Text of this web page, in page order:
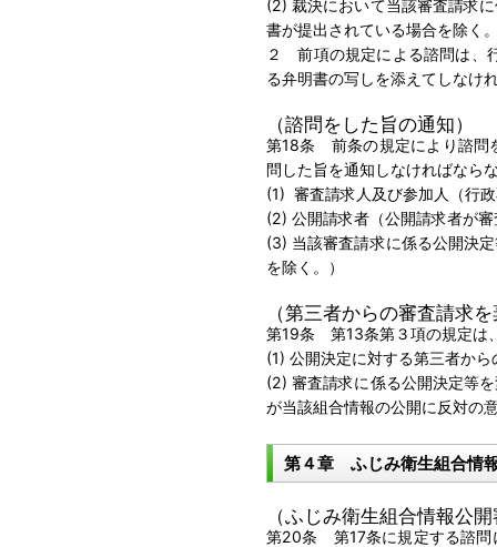
(2) 裁決において当該審査請求
書が提出されている場合を除く
２ 前項の規定による諮問は、
る弁明書の写しを添えてしなけ
（諮問をした旨の通知）
第18条 前条の規定により諮問
問した旨を通知しなければなら
(1) 審査請求人及び参加人（行
(2) 公開請求者（公開請求者が
(3) 当該審査請求に係る公開決
を除く。）
（第三者からの審査請求
第19条 第13条第３項の規定は
(1) 公開決定に対する第三者か
(2) 審査請求に係る公開決定等
が当該組合情報の公開に反対の
第４章 ふじみ衛生組合情
（ふじみ衛生組合情報公
第20条 第17条に規定する諮問